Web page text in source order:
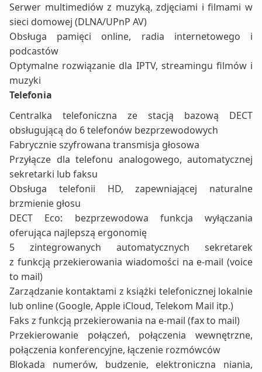
Serwer multimediów z muzyką, zdjęciami i filmami w
sieci domowej (DLNA/UPnP AV)
Obsługa pamięci online, radia internetowego i
podcastów
Optymalne rozwiązanie dla IPTV, streamingu filmów i
muzyki
Telefonia
Centralka telefoniczna ze stacją bazową DECT
obsługującą do 6 telefonów bezprzewodowych
Fabrycznie szyfrowana transmisja głosowa
Przyłącze dla telefonu analogowego, automatycznej
sekretarki lub faksu
Obsługa telefonii HD, zapewniającej naturalne
brzmienie głosu
DECT Eco: bezprzewodowa funkcja wyłączania
oferująca najlepszą ergonomię
5 zintegrowanych automatycznych sekretarek
z funkcją przekierowania wiadomości na e-mail (voice
to mail)
Zarządzanie kontaktami z książki telefonicznej lokalnie
lub online (Google, Apple iCloud, Telekom Mail itp.)
Faks z funkcją przekierowania na e-mail (fax to mail)
Przekierowanie połączeń, połączenia wewnętrzne,
połączenia konferencyjne, łączenie rozmówców
Blokada numerów, budzenie, elektroniczna niania,